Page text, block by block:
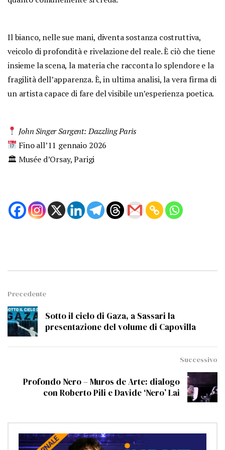
Il bianco, nelle sue mani, diventa sostanza costruttiva,
veicolo di profondità e rivelazione del reale. È ciò che tiene
insieme la scena, la materia che racconta lo splendore e la
fragilità dell’apparenza. È, in ultima analisi, la vera firma di
un artista capace di fare del visibile un’esperienza poetica.
John Singer Sargent: Dazzling Paris
Fino all’11 gennaio 2026
🏛 Musée d’Orsay, Parigi
Precedente
Sotto il cielo di Gaza, a Sassari la
presentazione del volume di Capovilla
Successivo
Profondo Nero – Muros de Arte: dialogo
con Roberto Pili e Davide ‘Nero’ Lai